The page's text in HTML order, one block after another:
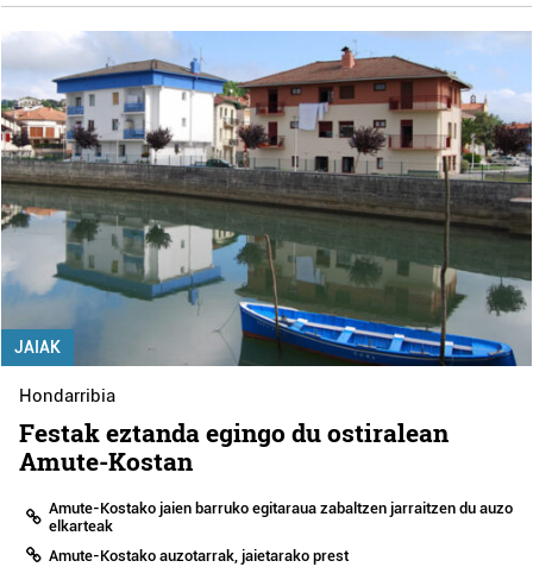
JAIAK
Hondarribia
Festak eztanda egingo du ostiralean
Amute-Kostan
Amute-Kostako jaien barruko egitaraua zabaltzen jarraitzen du auzo
elkarteak
Amute-Kostako auzotarrak, jaietarako prest